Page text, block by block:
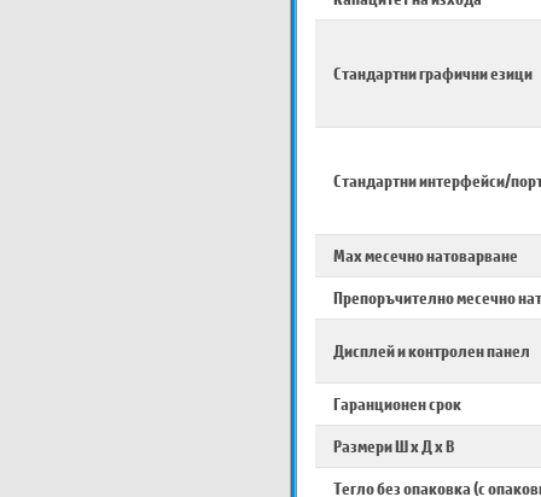
Стандартни графични езици
Стандартни интерфейси/
Max месечно натоварване
Препоръчително месечно
Дисплей и контролен панел
Гаранционен срок
Размери Ш х Д х В
Тегло без опаковка (с